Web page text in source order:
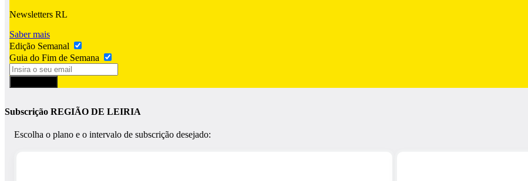
Newsletters RL
Saber mais
Edição Semanal
Guia do Fim de Semana
Subscrição REGIÃO DE LEIRIA
Escolha o plano e o intervalo de subscrição desejado: